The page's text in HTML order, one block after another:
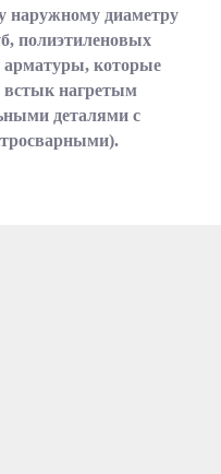
наружному диаметру
полиэтиленовых
арматуры, которые
встык нагретым
деталями с